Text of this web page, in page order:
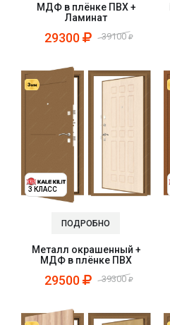
МДФ в плёнке ПВХ +
Ламинат
29300 39100
3 КЛАСС
ПОДРОБНО
Металл окрашенный +
МДФ в плёнке ПВХ
29500 39300